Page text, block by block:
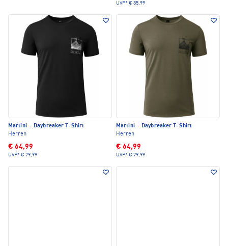
UVP* € 85,99
Martini · Daybreaker T-Shirt
Herren
€ 64,99
UVP* € 79,99
Martini · Daybreaker T-Shirt
Herren
€ 64,99
UVP* € 79,99